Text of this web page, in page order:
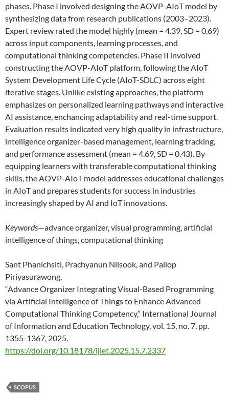
phases. Phase I involved designing the AOVP-AIoT model by
synthesizing data from research publications (2003–2023).
Expert review rated the model highly (mean = 4.39, SD = 0.69)
across input components, learning processes, and
computational thinking competencies. Phase II involved
constructing the AOVP-AIoT platform, following the AIoT
System Development Life Cycle (AIoT-SDLC) across eight
iterative stages. Unlike existing approaches, the platform
emphasizes on personalized learning pathways and interactive
AI assistance, enchancing adaptability and real-time support.
Evaluation results indicated very high quality in infrastructure,
intelligence organizer-based management, learning tracking,
and performance assessment (mean = 4.69, SD = 0.43). By
equipping learners with transferable computational thinking
skills, the AOVP-AIoT model addresses educational challenges
in AIoT and prepares students for success in industries
increasingly shaped by AI and IoT innovations.
Keywords—advance organizer, visual programming, artificial
intelligence of things, computational thinking
Sant Phanichsiti, Prachyanun Nilsook, and Pallop
Piriyasurawong,
“Advance Organizer Integrating Visual-Based Programming
via Artificial Intelligence of Things to Enhance Advanced
Computational Thinking Competency,” International Journal
of Information and Education Technology, vol. 15, no. 7, pp.
1355-1367, 2025.
https://doi.org/10.18178/ijiet.2025.15.7.2337
SCOPUS